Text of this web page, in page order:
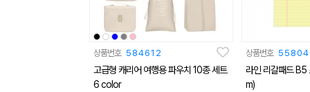
상품번호 584612
고급형 캐리어 여행용 파우치 10종 세트
6 color
상품번호
라인 리갈패드
m)